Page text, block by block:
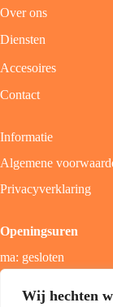
Wij hechten
Over ons
Diensten
Accesoires
Contact
Informatie
Algemene
Privacyverklaring
Openingsuren
ma: gesloten